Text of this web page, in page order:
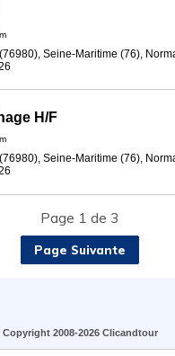
Seine-Maritime (76),
H/F
Seine-Maritime (76),
Page 1 de 3
Page Suivante
Copyright 2008-2026 Clicandtour